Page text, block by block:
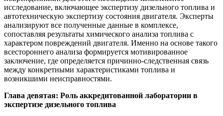
исследование, включающее экспертизу дизельного топлива и
автотехническую экспертизу состояния двигателя. Эксперты
анализируют все полученные данные в комплексе,
сопоставляя результаты химического анализа топлива с
характером повреждений двигателя. Именно на основе такого
всестороннего анализа формируется мотивированное
заключение, где определяется причинно-следственная связь
между конкретными характеристиками топлива и
возникшими неисправностями.
Глава девятая: Роль аккредитованной лаборатории в
экспертизе дизельного топлива